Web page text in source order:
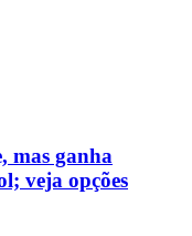
mas ganha
veja opções